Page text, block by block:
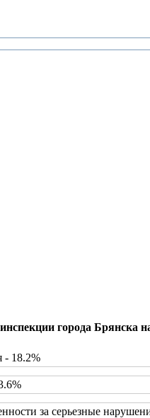
города Брянска
- 18.2%
за серьезные